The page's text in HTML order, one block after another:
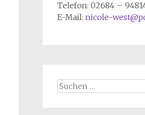
Telefon: 02684 –
E-Mail: nicole-
Suchen